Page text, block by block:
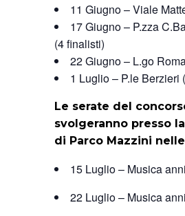
11 Giugno – Viale
17 Giugno – P.zza
(4 finalisti)
22 Giugno – L.go
1 Luglio – P.le Berzieri
Le serate del
svolgeranno presso la
di Parco Mazzini
15 Luglio – Musica
22 Luglio – Musica